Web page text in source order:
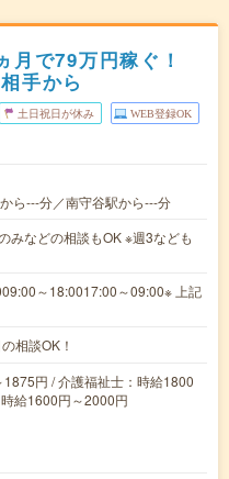
月で79万円稼ぐ！
手から
土日祝日が休み WEB登録OK
ら---分／南守谷駅から---分
みなどの相談もOK ※週3なども
～18:0017:00～09:00※ 上記
相談OK！
円 / 介護福祉士：時給1800
給1600円～2000円